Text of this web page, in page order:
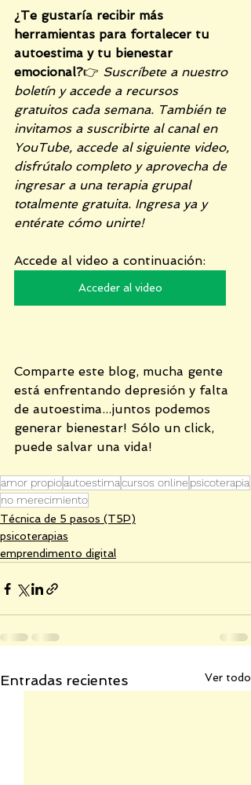
¿Te gustaría recibir más
herramientas para fortalecer tu
autoestima y tu bienestar
emocional?👉 Suscríbete a nuestro
boletín y accede a recursos
gratuitos cada semana. También te
invitamos a suscribirte al canal en
YouTube, accede al siguiente video,
disfrútalo completo y aprovecha de
ingresar a una terapia grupal
totalmente gratuita. Ingresa ya y
entérate cómo unirte!
Accede al video a continuación:
Acceder al video
Comparte este blog, mucha gente
está enfrentando depresión y falta
de autoestima...juntos podemos
generar bienestar! Sólo un click,
puede salvar una vida!
amor propioautoestimacursos online psicoterapia
no merecimiento
Técnica de 5 pasos (T5P)
psicoterapias
emprendimento digital
Entradas recientes Ver todo